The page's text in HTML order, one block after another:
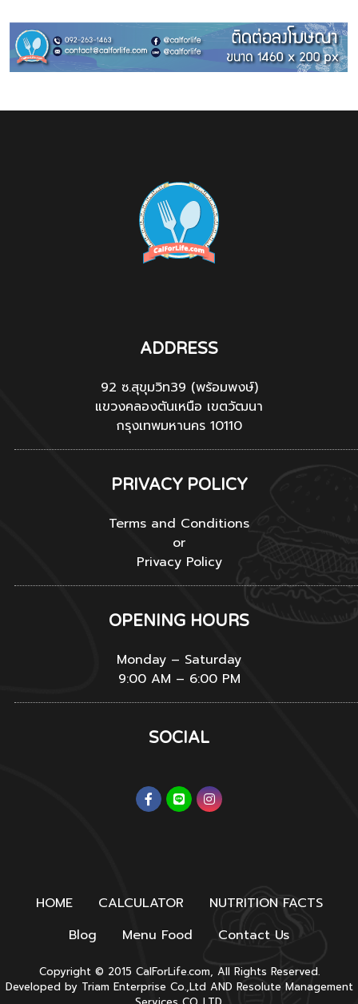
ADDRESS
92 ซ.สุขุมวิท39 (พร้อมพงษ์)
แขวงคลองตันเหนือ เขตวัฒนา
กรุงเทพมหานคร 10110
PRIVACY POLICY
Terms and Conditions
or
Privacy Policy
OPENING HOURS
Monday – Saturday
9:00 AM – 6:00 PM
SOCIAL
HOME CALCULATOR
NUTRITION FACTS
Blog
Menu Food Contact Us
Copyright © 2015 CalForLife.com, All Rights Reserved.
Developed by Triam Enterprise Co.,Ltd AND Resolute Management